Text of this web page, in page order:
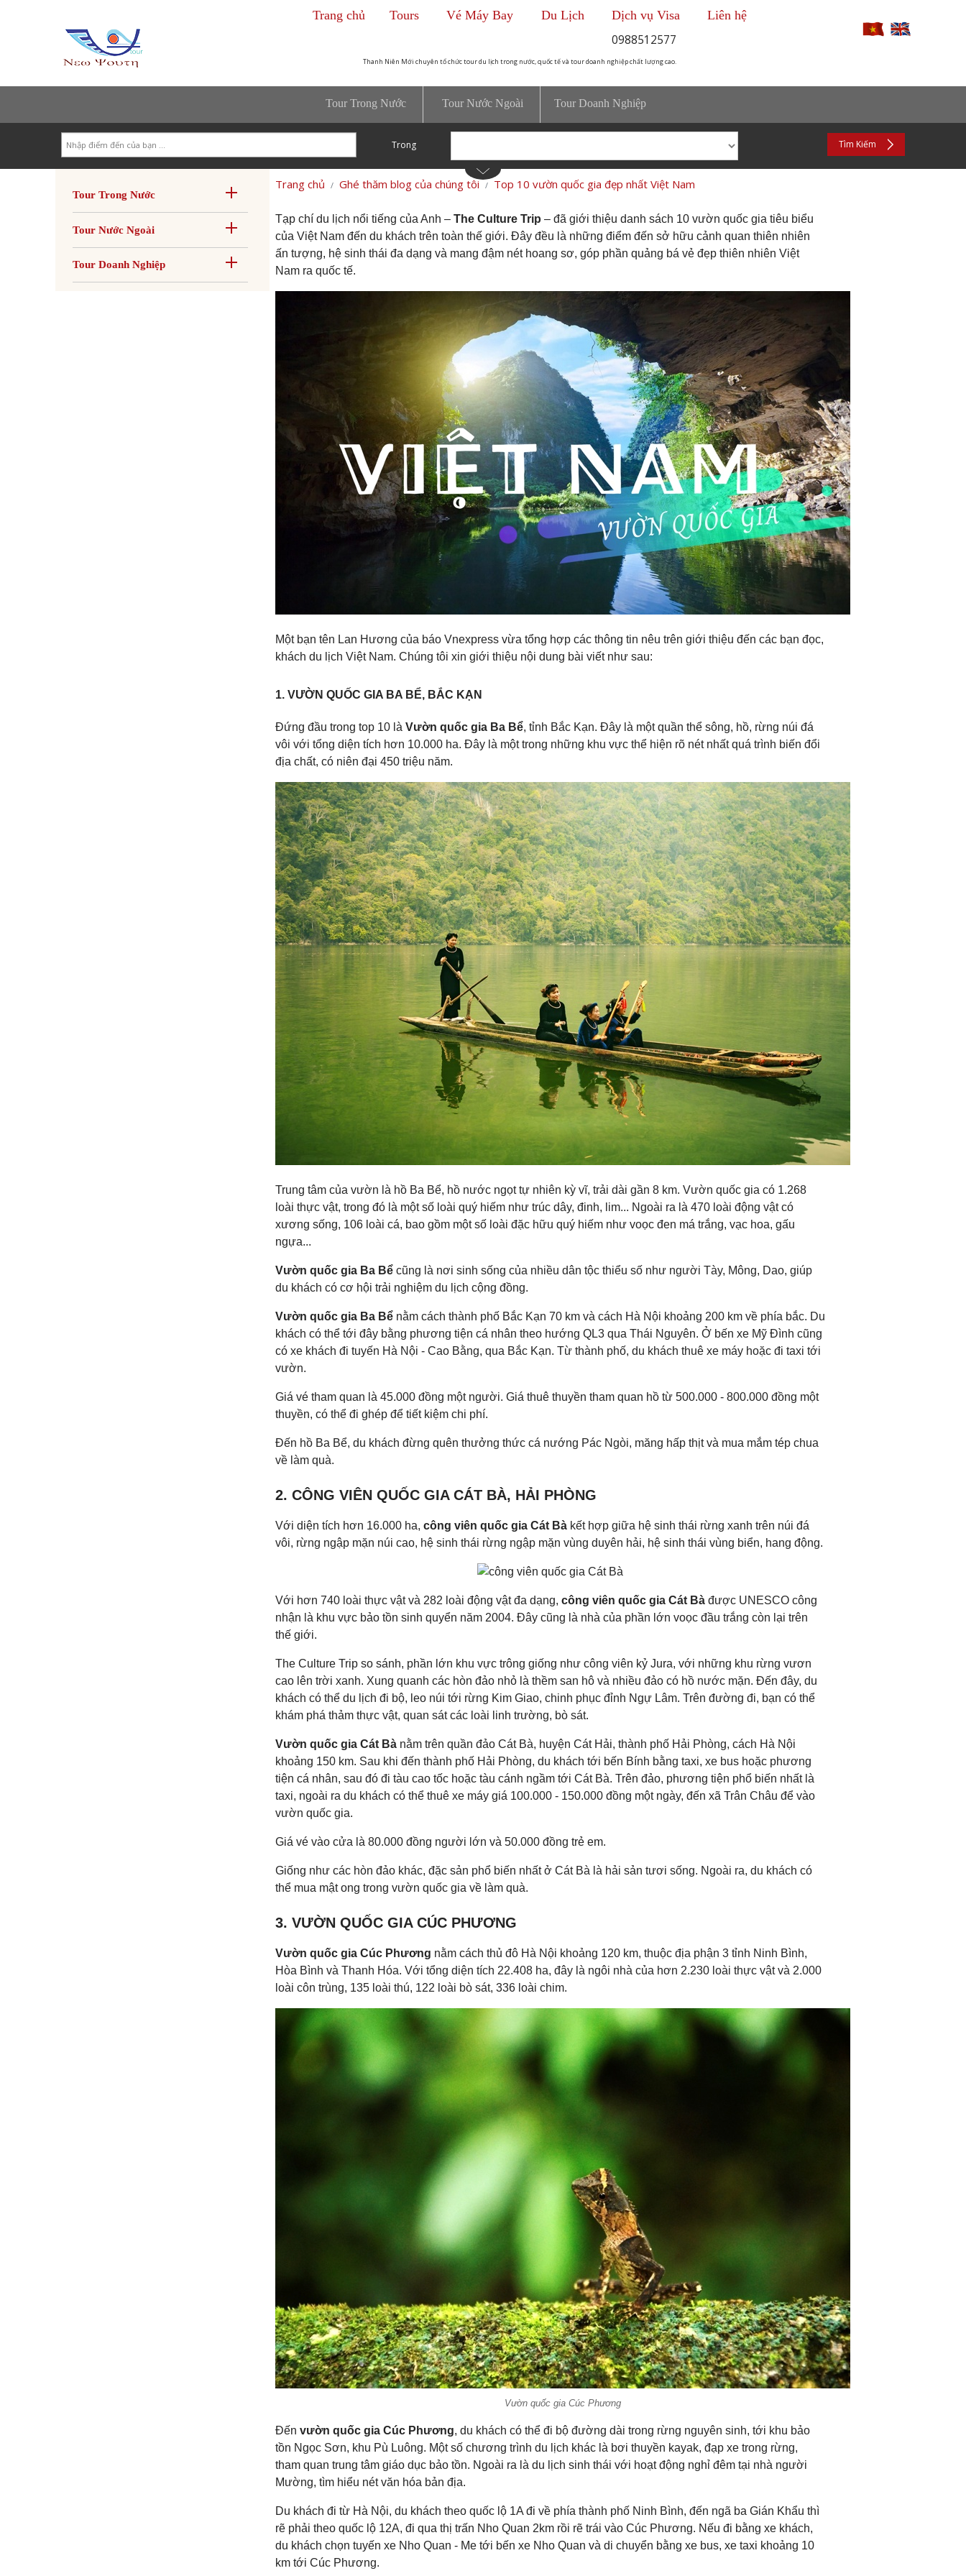
0988512577
Thanh Niên Mới chuyên tổ chức tour du lịch trong nước, quốc tế và tour doanh nghiệp chất lượng cao.
Trang chủ Tours Vé Máy Bay Du Lịch Dịch vụ Visa Liên hệ
Tour Trong Nước Tour Nước Ngoài Tour Doanh Nghiệp
Search
Trong Tìm Kiếm
Tour Trong Nước
Tour Nước Ngoài
Tour Doanh Nghiệp
Trang chủ Ghé thăm blog của chúng tôi Top 10 vườn quốc gia đẹp nhất Việt Nam
Tạp chí du lịch nổi tiếng của Anh – The Culture Trip – đã giới thiệu danh sách 10 vườn quốc gia tiêu biểu
của Việt Nam đến du khách trên toàn thế giới. Đây đều là những điểm đến sở hữu cảnh quan thiên nhiên
ấn tượng, hệ sinh thái đa dạng và mang đậm nét hoang sơ, góp phần quảng bá vẻ đẹp thiên nhiên Việt
Nam ra quốc tế.
Một bạn tên Lan Hương của báo Vnexpress vừa tổng hợp các thông tin nêu trên giới thiệu đến các bạn đọc,
khách du lịch Việt Nam. Chúng tôi xin giới thiệu nội dung bài viết như sau:
1. VƯỜN QUỐC GIA BA BỂ, BẮC KẠN
Đứng đầu trong top 10 là Vườn quốc gia Ba Bể, tỉnh Bắc Kạn. Đây là một quần thể sông, hồ, rừng núi đá
vôi với tổng diện tích hơn 10.000 ha. Đây là một trong những khu vực thể hiện rõ nét nhất quá trình biến đổi
địa chất, có niên đại 450 triệu năm.
Trung tâm của vườn là hồ Ba Bể, hồ nước ngọt tự nhiên kỳ vĩ, trải dài gần 8 km. Vườn quốc gia có 1.268
loài thực vật, trong đó là một số loài quý hiếm như trúc dây, đinh, lim... Ngoài ra là 470 loài động vật có
xương sống, 106 loài cá, bao gồm một số loài đặc hữu quý hiếm như voọc đen má trắng, vạc hoa, gấu
ngựa...
Vườn quốc gia Ba Bểcũng là nơi sinh sống của nhiều dân tộc thiểu số như người Tày, Mông, Dao, giúp
du khách có cơ hội trải nghiệm du lịch cộng đồng.
Vườn quốc gia Ba Bểnằm cách thành phố Bắc Kạn 70 km và cách Hà Nội khoảng 200 km về phía bắc. Du
khách có thể tới đây bằng phương tiện cá nhân theo hướng QL3 qua Thái Nguyên. Ở bến xe Mỹ Đình cũng
có xe khách đi tuyến Hà Nội - Cao Bằng, qua Bắc Kạn. Từ thành phố, du khách thuê xe máy hoặc đi taxi tới
vườn.
Giá vé tham quan là 45.000 đồng một người. Giá thuê thuyền tham quan hồ từ 500.000 - 800.000 đồng một
thuyền, có thể đi ghép để tiết kiệm chi phí.
Đến hồ Ba Bể, du khách đừng quên thưởng thức cá nướng Pác Ngòi, măng hấp thịt và mua mắm tép chua
về làm quà.
2. CÔNG VIÊN QUỐC GIA CÁT BÀ, HẢI PHÒNG
Với diện tích hơn 16.000 ha, công viên quốc gia Cát Bàkết hợp giữa hệ sinh thái rừng xanh trên núi đá
vôi, rừng ngập mặn núi cao, hệ sinh thái rừng ngập mặn vùng duyên hải, hệ sinh thái vùng biển, hang động.
Với hơn 740 loài thực vật và 282 loài động vật đa dạng, công viên quốc gia Cát Bàđược UNESCO công
nhận là khu vực bảo tồn sinh quyển năm 2004. Đây cũng là nhà của phần lớn voọc đầu trắng còn lại trên
thế giới.
The Culture Trip so sánh, phần lớn khu vực trông giống như công viên kỷ Jura, với những khu rừng vươn
cao lên trời xanh. Xung quanh các hòn đảo nhỏ là thềm san hô và nhiều đảo có hồ nước mặn. Đến đây, du
khách có thể du lịch đi bộ, leo núi tới rừng Kim Giao, chinh phục đỉnh Ngự Lâm. Trên đường đi, bạn có thể
khám phá thảm thực vật, quan sát các loài linh trường, bò sát.
Vườn quốc gia Cát Bànằm trên quần đảo Cát Bà, huyện Cát Hải, thành phố Hải Phòng, cách Hà Nội
khoảng 150 km. Sau khi đến thành phố Hải Phòng, du khách tới bến Bính bằng taxi, xe bus hoặc phương
tiện cá nhân, sau đó đi tàu cao tốc hoặc tàu cánh ngầm tới Cát Bà. Trên đảo, phương tiện phổ biến nhất là
taxi, ngoài ra du khách có thể thuê xe máy giá 100.000 - 150.000 đồng một ngày, đến xã Trân Châu để vào
vườn quốc gia.
Giá vé vào cửa là 80.000 đồng người lớn và 50.000 đồng trẻ em.
Giống như các hòn đảo khác, đặc sản phổ biến nhất ở Cát Bà là hải sản tươi sống. Ngoài ra, du khách có
thể mua mật ong trong vườn quốc gia về làm quà.
3. VƯỜN QUỐC GIA CÚC PHƯƠNG
Vườn quốc gia Cúc Phương nằm cách thủ đô Hà Nội khoảng 120 km, thuộc địa phận 3 tỉnh Ninh Bình,
Hòa Bình và Thanh Hóa. Với tổng diện tích 22.408 ha, đây là ngôi nhà của hơn 2.230 loài thực vật và 2.000
loài côn trùng, 135 loài thú, 122 loài bò sát, 336 loài chim.
Vườn quốc gia Cúc Phương
Đến vườn quốc gia Cúc Phương, du khách có thể đi bộ đường dài trong rừng nguyên sinh, tới khu bảo
tồn Ngọc Sơn, khu Pù Luông. Một số chương trình du lịch khác là bơi thuyền kayak, đạp xe trong rừng,
tham quan trung tâm giáo dục bảo tồn. Ngoài ra là du lịch sinh thái với hoạt động nghỉ đêm tại nhà người
Mường, tìm hiểu nét văn hóa bản địa.
Du khách đi từ Hà Nội, du khách theo quốc lộ 1A đi về phía thành phố Ninh Bình, đến ngã ba Gián Khẩu thì
rẽ phải theo quốc lộ 12A, đi qua thị trấn Nho Quan 2km rồi rẽ trái vào Cúc Phương. Nếu đi bằng xe khách,
du khách chọn tuyến xe Nho Quan - Me tới bến xe Nho Quan và di chuyển bằng xe bus, xe taxi khoảng 10
km tới Cúc Phương.